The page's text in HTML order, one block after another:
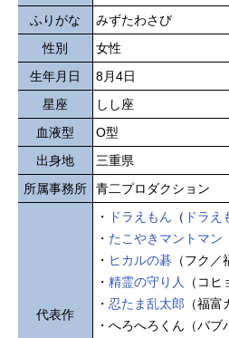
ふりがな
みずたわさび
性別
女性
生年月日
8月4日
星座
しし座
血液型
O型
出身地
三重県
所属事務所
青二プロダクション
代表作
・ ドラえもん （ ドラえ
・ たこやきマントマン
・ ヒカルの碁 （フク／
・ 精霊の守り人
（コヒ
・ 忍たま乱太郎 （福富
・へろへろくん（バブ